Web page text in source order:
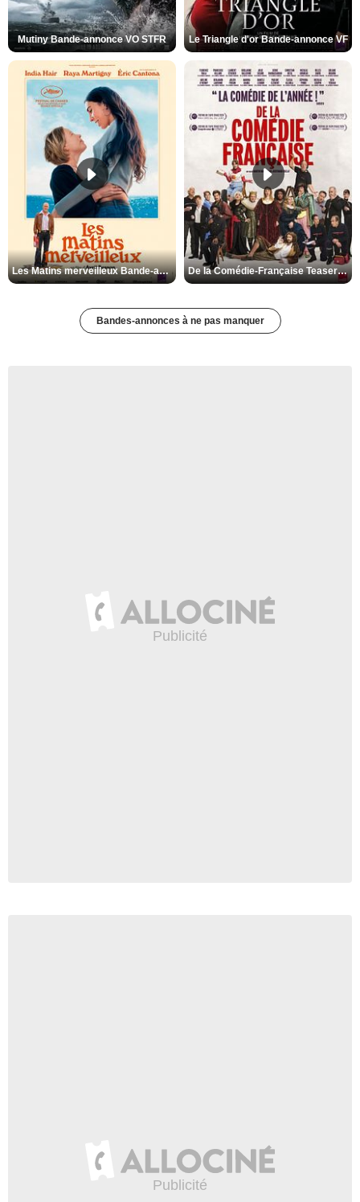
Mutiny Bande-annonce VO STFR Le Triangle d'or Bande-annonce VF
Les Matins merveilleux Bande-annonce VF De la Comédie-Française Teaser VF
Bandes-annonces à ne pas manquer